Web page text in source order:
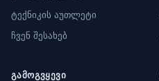
ტექნიკის აუთლეტი
ჩვენ შესახებ
გამოგვყევი